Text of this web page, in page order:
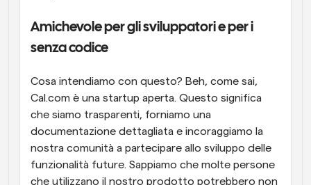
Amichevole per gli sviluppatori e per i
senza codice
Cosa intendiamo con questo? Beh, come sai,
Cal.com è una startup aperta. Questo significa
che siamo trasparenti, forniamo una
documentazione dettagliata e incoraggiamo la
nostra comunità a partecipare allo sviluppo delle
funzionalità future. Sappiamo che molte persone
che utilizzano il nostro prodotto potrebbero non